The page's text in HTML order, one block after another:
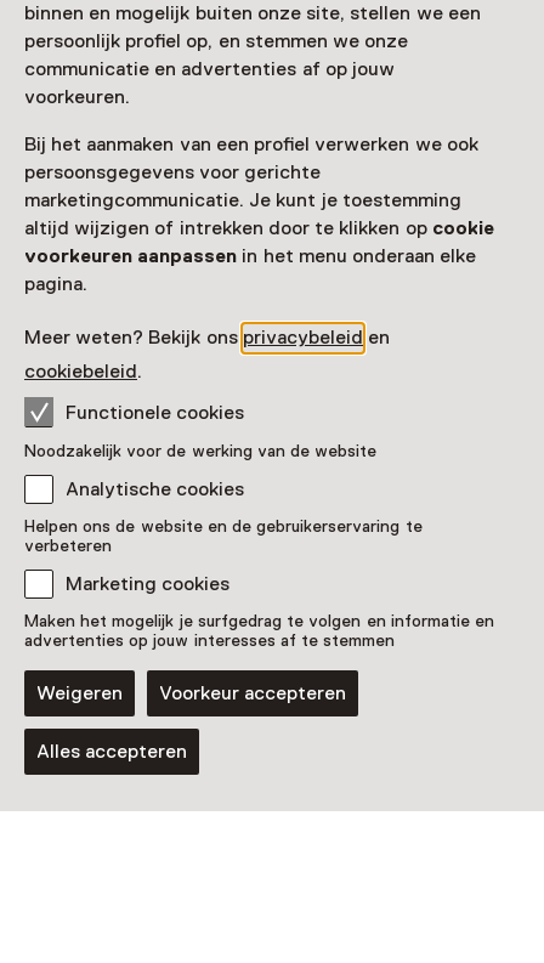
binnen en mogelijk buiten onze site, stellen we een
persoonlijk profiel op, en stemmen we onze
communicatie en advertenties af op jouw
voorkeuren.
Bij het aanmaken van een profiel verwerken we ook
persoonsgegevens voor gerichte
marketingcommunicatie. Je kunt je toestemming
altijd wijzigen of intrekken door te klikken op cookie
voorkeuren aanpassen in het menu onderaan elke
pagina.
Meer weten? Bekijk ons privacybeleid en
cookiebeleid.
Functionele cookies
Noodzakelijk voor de werking van de website
Analytische cookies
Helpen ons de website en de gebruikerservaring te
verbeteren
Marketing cookies
Maken het mogelijk je surfgedrag te volgen en informatie en
advertenties op jouw interesses af te stemmen
Weigeren Voorkeur accepteren
Alles accepteren
Zien & doen in Museum
EICAS
Tentoonstelling
Jan Henderikse – ¡SUPER!
T/m 13 september van 10:00 tot 17:00
Tentoonstelling
Studio TAMTAM – The secret life